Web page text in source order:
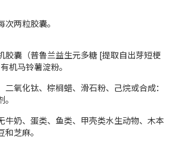
两粒胶囊。
胶囊（普鲁兰益生元多糖 [提取自出芽短梗
机马铃薯淀粉。
氧化钛、棕榈蜡、滑石粉、己烷或合成：
牛奶、蛋类、鱼类、甲壳类水生动物、木本
芝麻。